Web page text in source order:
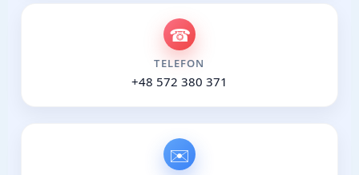
☎
TELEFON
+48 572 380 371
✉️